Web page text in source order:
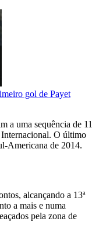
gol de Payet
a uma sequência de 11
O último
Americana de 2014.
alcançando a 13ª
a mais e numa
pela zona de